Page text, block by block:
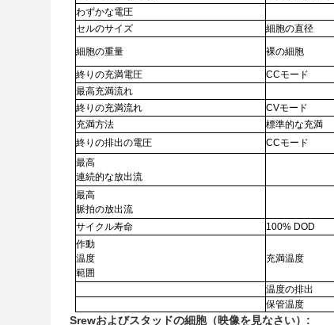
わずかな電圧
セルのサイズ
細胞の直径
細胞の重量 裸の細胞
終りの充満電圧 CCモード
最高充満流れ
終りの充満流れ
CVモード
充満方法
標準的な充満
終りの排出の電圧
CCモード
最高
連続的な放出流
最高
脈拍の放出流
サイクル寿命 100% DOD
作動
温度
範囲
充満温度
温度の排出
保管温度
Srewおよびスタッドの細胞（映像を見なさい）: